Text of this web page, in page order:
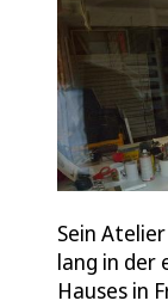
Sein
lang in der
Hauses in